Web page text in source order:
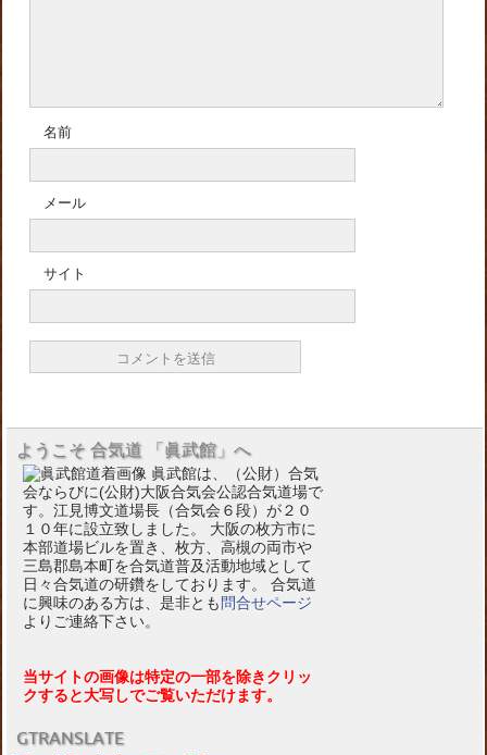
名前
メール
サイト
ようこそ 合気道 「眞武館」へ
眞武館は、（公財）合気
会ならびに(公財)大阪合気会公認合気道場で
す。江見博文道場長（合気会６段）が２０
１０年に設立致しました。 大阪の枚方市に
本部道場ビルを置き、枚方、高槻の両市や
三島郡島本町を合気道普及活動地域として
日々合気道の研鑽をしております。 合気道
に興味のある方は、是非とも 問合せページ
よりご連絡下さい。
当サイトの画像は特定の一部を除きクリッ
クすると大写しでご覧いただけます。
GTRANSLATE